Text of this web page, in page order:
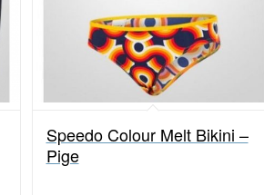
Speedo Colour Melt Bikini –
Pige